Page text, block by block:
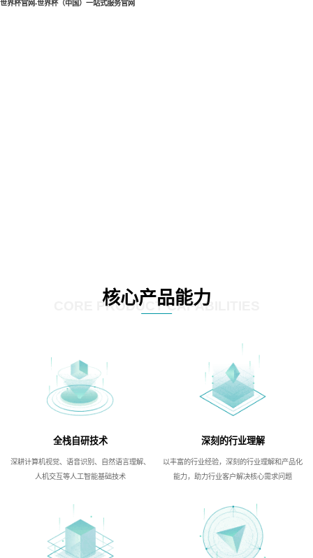
世界杯官网-世界杯（中国）一站式服务官网
核心产品能力
CORE PRODUCT CAPABILITIES
全栈自研技术
深耕计算机视觉、语音识别、自然语言理解、
人机交互等人工智能基础技术
深刻的行业理解
以丰富的行业经验，深刻的行业理解和产品化
能力，助力行业客户解决核心需求问题